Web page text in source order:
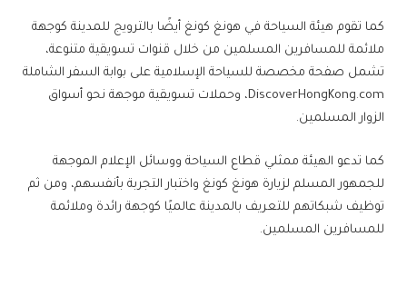
كما تقوم هيئة السياحة في هونغ كونغ أيضًا بالترويج للمدينة كوجهة
ملائمة للمسافرين المسلمين من خلال قنوات تسويقية متنوعة،
تشمل صفحة مخصصة للسياحة الإسلامية على بوابة السفر الشاملة
DiscoverHongKong.com، وحملات تسويقية موجهة نحو أسواق
الزوار المسلمين.
كما تدعو الهيئة ممثلي قطاع السياحة ووسائل الإعلام الموجهة
للجمهور المسلم لزيارة هونغ كونغ واختبار التجربة بأنفسهم، ومن ثم
توظيف شبكاتهم للتعريف بالمدينة عالميًا كوجهة رائدة وملائمة
للمسافرين المسلمين.